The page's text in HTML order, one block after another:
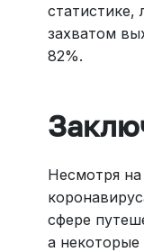
статистике,
захватом
82%.
Несмотря
сфере
а некоторые